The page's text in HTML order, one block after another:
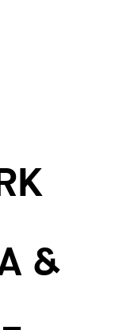
&